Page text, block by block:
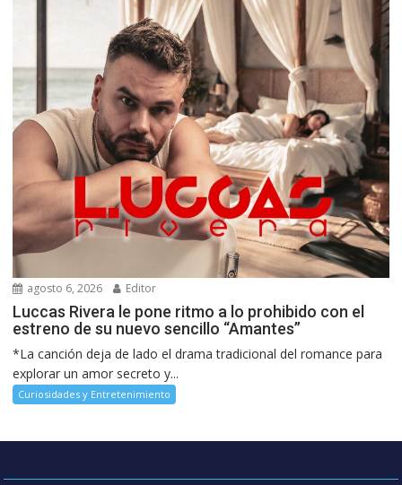
agosto 6, 2026 Editor
Luccas Rivera le pone ritmo a lo prohibido con el
estreno de su nuevo sencillo “Amantes”
*La canción deja de lado el drama tradicional del romance para
explorar un amor secreto y...
Curiosidades y Entretenimiento